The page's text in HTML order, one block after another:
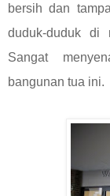
bersih dan
duduk-duduk di
Sangat
bangunan tua ini.